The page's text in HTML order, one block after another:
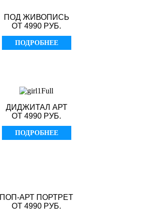
ПОД ЖИВОПИСЬ
ОТ 4990 РУБ.
ПОДРОБНЕЕ
ДИДЖИТАЛ АРТ
ОТ 4990 РУБ.
ПОДРОБНЕЕ
ПОП-АРТ ПОРТРЕТ
ОТ 4990 РУБ.